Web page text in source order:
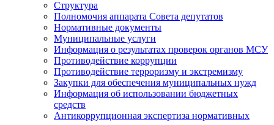
Структура
Полномочия аппарата Совета депутатов
Нормативные документы
Муниципальные услуги
Информация о результатах проверок органов МСУ
Противодействие коррупции
Противодействие терроризму и экстремизму
Закупки для обеспечения муниципальных нужд
Информация об использовании бюджетных
средств
Антикоррупционная экспертиза нормативных